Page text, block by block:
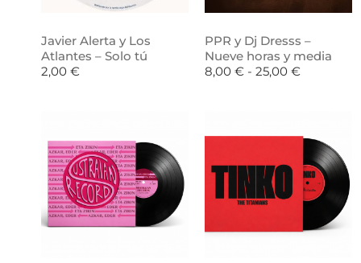
Javier Alerta y Los
Atlantes – Solo tú
2,00 €
PPR y Dj Dresss –
Nueve horas y media
8,00 € - 25,00 €